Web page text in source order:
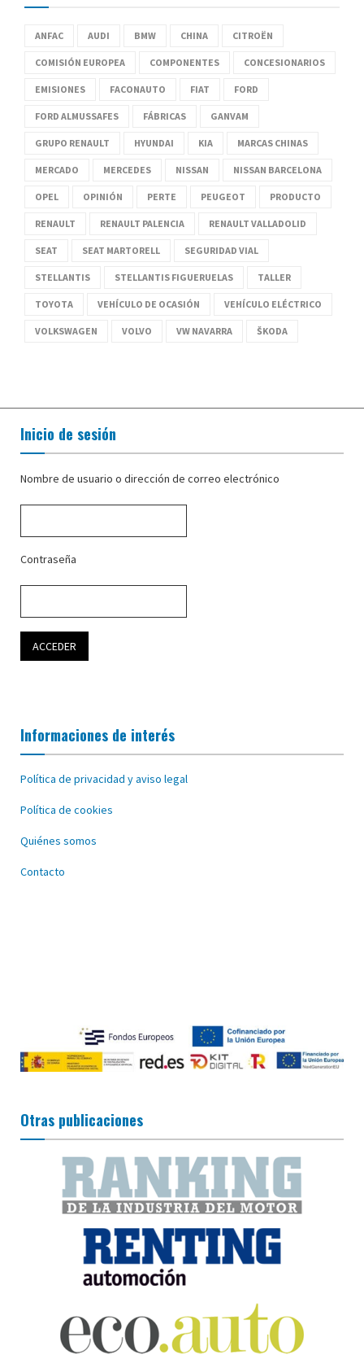
ANFAC AUDI BMW CHINA CITROËN
COMISIÓN EUROPEA COMPONENTES CONCESIONARIOS
EMISIONES FACONAUTO FIAT FORD
FORD ALMUSSAFES FÁBRICAS GANVAM
GRUPO RENAULT HYUNDAI KIA MARCAS CHINAS
MERCADO MERCEDES NISSAN NISSAN BARCELONA
OPEL OPINIÓN PERTE PEUGEOT PRODUCTO
RENAULT RENAULT PALENCIA RENAULT VALLADOLID
SEAT SEAT MARTORELL SEGURIDAD VIAL
STELLANTIS STELLANTIS FIGUERUELAS TALLER
TOYOTA VEHÍCULO DE OCASIÓN VEHÍCULO ELÉCTRICO
VOLKSWAGEN VOLVO VW NAVARRA ŠKODA
Inicio de sesión
Nombre de usuario o dirección de correo electrónico
Contraseña
Informaciones de interés
Política de privacidad y aviso legal
Política de cookies
Quiénes somos
Contacto
Otras publicaciones